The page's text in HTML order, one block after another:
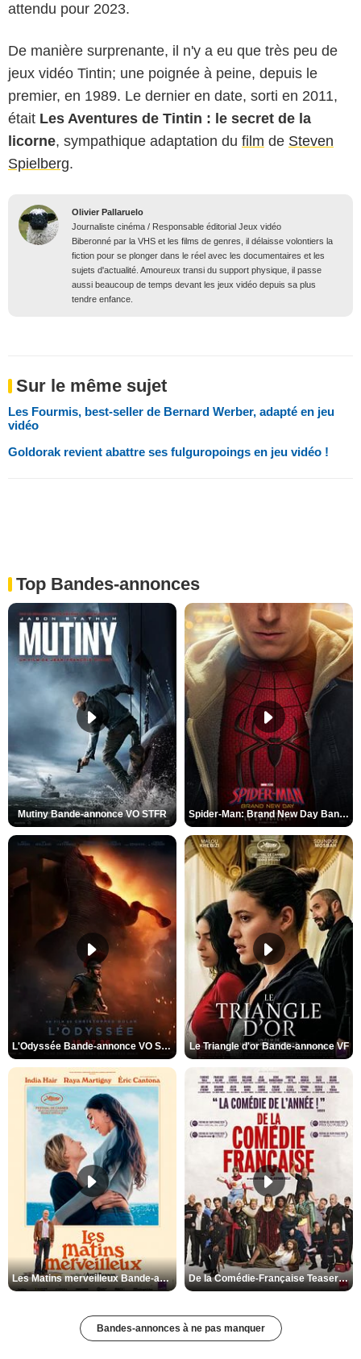
attendu pour 2023.
De manière surprenante, il n'y a eu que très peu de
jeux vidéo Tintin; une poignée à peine, depuis le
premier, en 1989. Le dernier en date, sorti en 2011,
était Les Aventures de Tintin : le secret de la
licorne, sympathique adaptation du film de Steven
Spielberg.
Olivier Pallaruelo
Journaliste cinéma / Responsable éditorial Jeux vidéo
Biberonné par la VHS et les films de genres, il délaisse volontiers la
fiction pour se plonger dans le réel avec les documentaires et les
sujets d'actualité. Amoureux transi du support physique, il passe
aussi beaucoup de temps devant les jeux vidéo depuis sa plus
tendre enfance.
Sur le même sujet
Les Fourmis, best-seller de Bernard Werber, adapté en jeu
vidéo
Goldorak revient abattre ses fulguropoings en jeu vidéo !
Top Bandes-annonces
Mutiny Bande-annonce VO STFR Spider-Man: Brand New Day Bande-annonce VO STFR
L'Odyssée Bande-annonce VO STFR Le Triangle d'or Bande-annonce VF
Les Matins merveilleux Bande-annonce VF De la Comédie-Française Teaser VF
Bandes-annonces à ne pas manquer